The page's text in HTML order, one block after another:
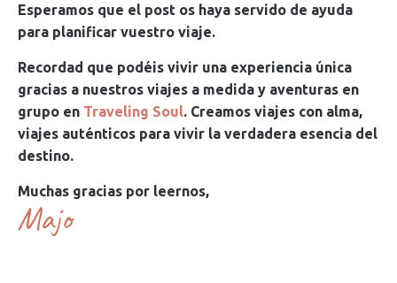
Esperamos que el post os haya servido de ayuda
para planificar vuestro viaje.
Recordad que podéis vivir una experiencia única
gracias a nuestros viajes a medida y aventuras en
grupo en Traveling Soul. Creamos viajes con alma,
viajes auténticos para vivir la verdadera esencia del
destino.
Muchas gracias por leernos,
Majo